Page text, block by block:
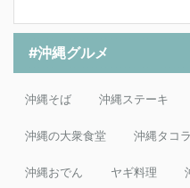
#沖縄グルメ
沖縄そば 沖縄ステーキ
沖縄の大衆食堂 沖縄タコ
沖縄おでん ヤギ料理